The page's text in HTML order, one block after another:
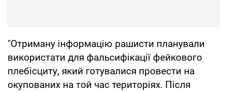
"Отриману інформацію рашисти планували
використати для фальсифікації фейкового
плебісциту, який готувалися провести на
окупованих на той час територіях. Після